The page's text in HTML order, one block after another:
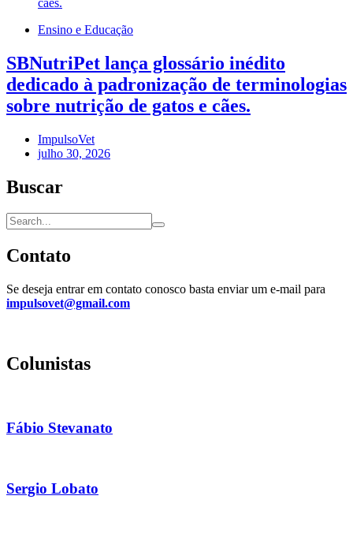
Ensino e Educação
SBNutriPet lança glossário inédito
dedicado à padronização de terminologias
sobre nutrição de gatos e cães.
ImpulsoVet
julho 30, 2026
Buscar
Contato
Se deseja entrar em contato conosco basta enviar um e-mail para
impulsovet@gmail.com
Colunistas
Fábio Stevanato
Sergio Lobato